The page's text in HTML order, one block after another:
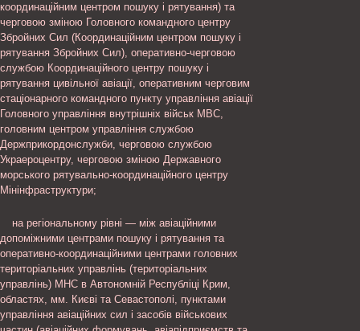
координаційним центром пошуку і рятування) та
черговою зміною Головного командного центру
Збройних Сил (Координаційним центром пошуку і
рятування Збройних Сил), оперативно-черговою
службою Координаційного центру пошуку і
рятування цивільної авіації, оперативним черговим
стаціонарного командного пункту управління авіації
Головного управління внутрішніх військ МВС,
головним центром управління службою
Держприкордонслужби, черговою службою
Украероцентру, черговою зміною Державного
морського рятувально-координаційного центру
Мінінфраструктури;
на регіональному рівні — між авіаційними
допоміжними центрами пошуку і рятування та
оперативно-координаційними центрами головних
територіальних управлінь (територіальних
управлінь) МНС в Автономній Республіці Крим,
областях, мм. Києві та Севастополі, пунктами
управління авіаційних сил і засобів військових